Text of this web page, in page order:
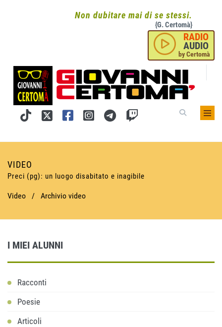
Non dubitare mai di se stessi.
{G. Certomà}
RADIO
AUDIO
by Certomà
VIDEO
Preci (pg): un luogo disabitato e inagibile
Video / Archivio video
I MIEI ALUNNI
Racconti
Poesie
Articoli